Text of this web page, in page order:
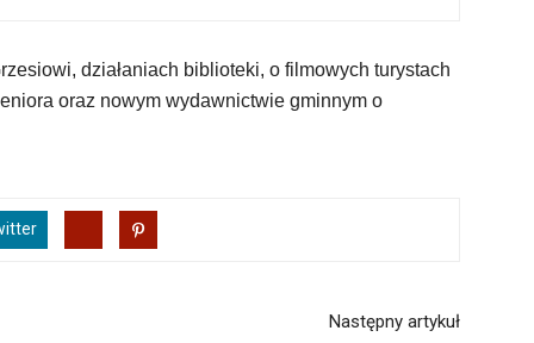
działaniach biblioteki, o filmowych turystach
oraz nowym wydawnictwie gminnym o
Następny artykuł